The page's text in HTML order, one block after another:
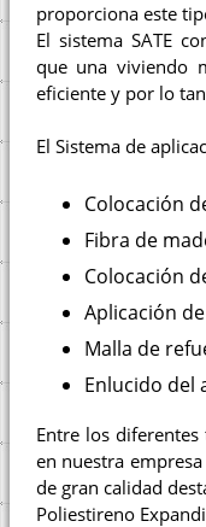
proporciona este
El sistema SATE
que una viviendo
eficiente y por lo
El Sistema de
Colocación
Fibra de
Colocación
Aplicación
Malla de
Enlucido del
Entre los
en nuestra empresa
de gran calidad
Poliestireno